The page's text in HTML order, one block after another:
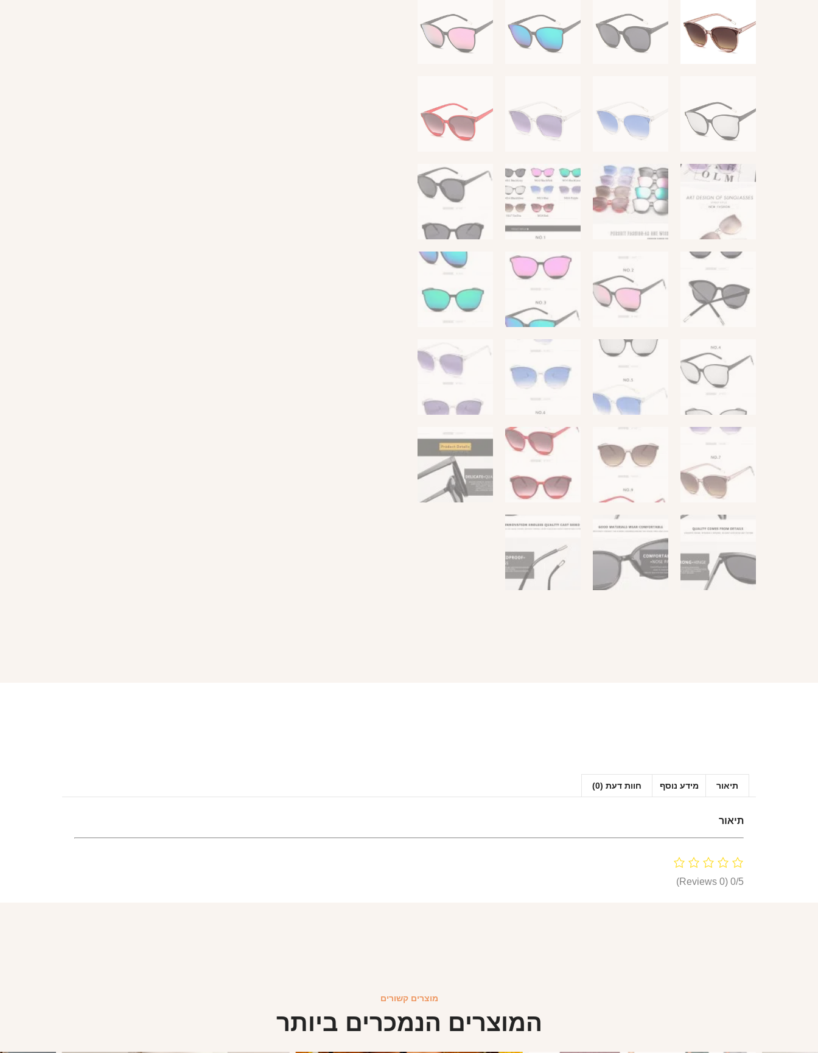
תיאור מידע נוסף חוות דעת (0)
תיאור
0/5
(0 Reviews)
מוצרים קשורים
המוצרים הנמכרים ביותר